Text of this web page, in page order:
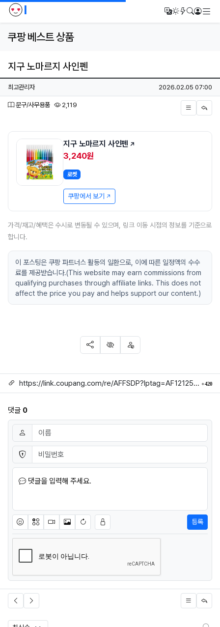
I 번역다크모드
새글/새댓글
검색로그인
쿠팡 베스트 상품
지구 노마르지 사인펜
페이지 정보
작성자
최고관리자 작성일
2026.02.05 07:00
분류
문구/사무용품 2,119
본문
지구 노마르지 사인펜
3,240원
로켓
쿠팡에서 보기
가격/재고/혜택은 수시로 변동될 수 있으며, 링크 이동 시점의 정보를 기준으로
합니다.
이 포스팅은 쿠팡 파트너스 활동의 일환으로, 이에 따른 일정액의 수수
료를 제공받습니다.(This website may earn commissions from
qualifying purchases through affiliate links. This does not
affect the price you pay and helps support our content.)
SNS 공유
신고 차단
링크 https://link.coupang.com/re/AFFSDP?lptag=AF1212524&subid=mojorida2&pageKey=7735456276&itemId=21191355021&vendorItemId=85904977730&traceid=V0-113-097520e583e9bc76 420회
댓글 0
댓글쓰기
이름 필수
비밀번호 필수
댓글을 입력해 주세요.
이모티콘아이콘동영상이미지새댓글 작성
등록